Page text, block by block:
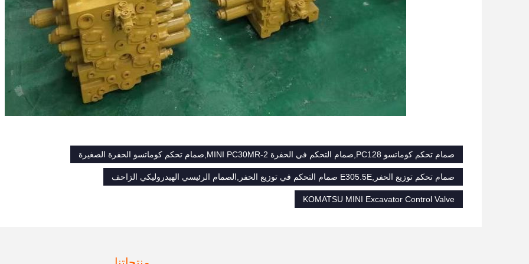
صمام تحكم كوماتسو PC128,صمام التحكم في الحفرة MINI PC30MR-2,صمام تحكم كوماتسو الحفرة الصغيرة
صمام تحكم توزيع الحفر,E305.5E صمام التحكم في توزيع الحفر,الصمام الرئيسي الهيدروليكي الزاحف
KOMATSU MINI Excavator Control Valve